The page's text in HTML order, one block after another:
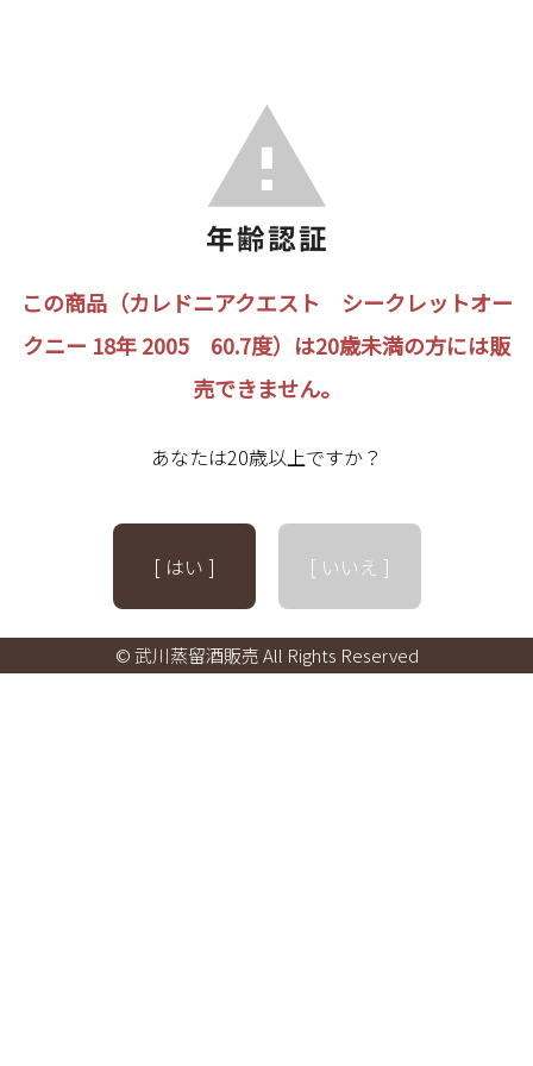
この商品（カレドニアクエスト シークレットオー
クニー 18年 2005 60.7度）は20歳未満の方には販
売できません。
あなたは20歳以上ですか？
[ はい ] [ いいえ ]
© 武川蒸留酒販売 All Rights Reserved